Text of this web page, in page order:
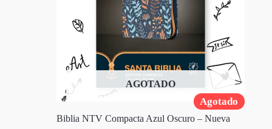
Agotado
AGOTADO
Biblia NTV Compacta Azul Oscuro – Nueva